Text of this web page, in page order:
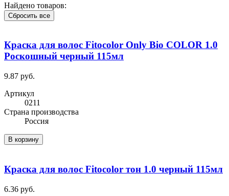
Найдено товаров:
Сбросить все
Краска для волос Fitocolor Only Bio COLOR 1.0
Роскошный черный 115мл
9.87 руб.
Артикул
0211
Cтрана производства
Россия
В корзину
Краска для волос Fitocolor тон 1.0 черный 115мл
6.36 руб.